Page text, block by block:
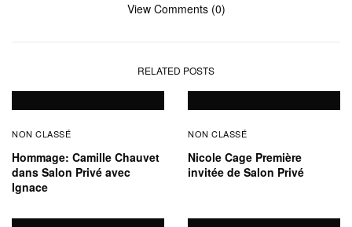
View Comments (0)
RELATED POSTS
NON CLASSÉ
Hommage: Camille Chauvet
dans Salon Privé avec
Ignace
NON CLASSÉ
Nicole Cage Première
invitée de Salon Privé